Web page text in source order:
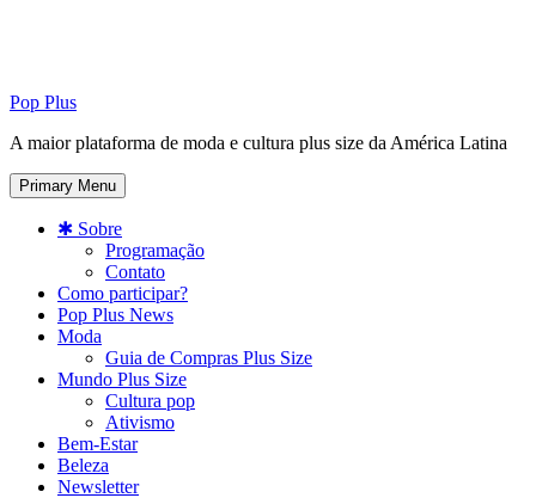
Pop Plus
A maior plataforma de moda e cultura plus size da América Latina
Primary Menu
✱ Sobre
Programação
Contato
Como participar?
Pop Plus News
Moda
Guia de Compras Plus Size
Mundo Plus Size
Cultura pop
Ativismo
Bem-Estar
Beleza
Newsletter